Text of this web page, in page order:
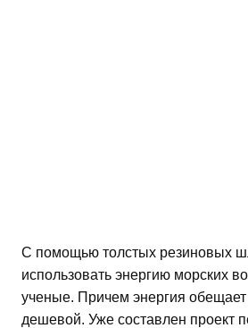
С помощью толстых резиновых
использовать энергию морских
ученые. Причем энергия
дешевой. Уже составлен проект